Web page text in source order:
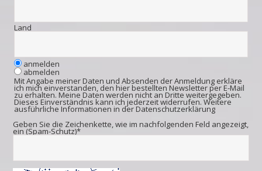
Land
anmelden
abmelden
Mit Angabe meiner Daten und Absenden der Anmeldung erkläre
ich mich einverstanden, den hier bestellten Newsletter per E-Mail
zu erhalten. Meine Daten werden nicht an Dritte weitergegeben.
Dieses Einverständnis kann ich jederzeit widerrufen. Weitere
ausführliche Informationen in der Datenschutzerklärung
Geben Sie die Zeichenkette, wie im nachfolgenden Feld angezeigt,
ein (Spam-Schutz)*